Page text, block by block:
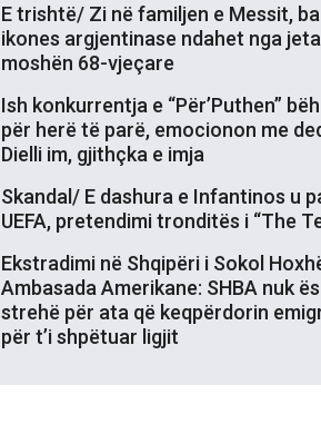
E trishtë/ Zi në familjen e Messit,
ikones argjentinase ndahet nga
moshën 68-vjeçare
Ish konkurrentja e “Për’Puthen”
për herë të parë, emocionon me
Dielli im, gjithçka e imja
Skandal/ E dashura e Infantinos u
UEFA, pretendimi tronditës i “The
Ekstradimi në Shqipëri i Sokol
Ambasada Amerikane: SHBA nuk
strehë për ata që keqpërdorin
për t’i shpëtuar ligjit